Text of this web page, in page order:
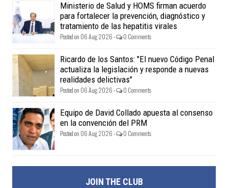
Ministerio de Salud y HOMS firman acuerdo
para fortalecer la prevención, diagnóstico y
tratamiento de las hepatitis virales
Posted on 06 Aug 2026 - 0 Comments
Ricardo de los Santos: "El nuevo Código Penal
actualiza la legislación y responde a nuevas
realidades delictivas"
Posted on 06 Aug 2026 - 0 Comments
Equipo de David Collado apuesta al consenso
en la convención del PRM
Posted on 06 Aug 2026 - 0 Comments
JOIN THE CLUB